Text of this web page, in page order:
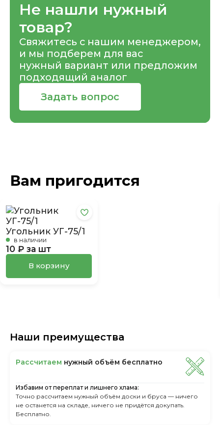
Не нашли нужный
товар?
Свяжитесь с нашим менеджером,
и мы подберем для вас
нужный вариант или предложим
подходящий аналог
Задать вопрос
Вам пригодится
Угольник УГ-75/1
в наличии
10 ₽ за шт
В корзину
Наши преимущества
Рассчитаем нужный объём бесплатно
Избавим от переплат и лишнего хлама:
Точно рассчитаем нужный объём доски и бруса — ничего
не останется на складе, ничего не придётся докупать.
Бесплатно.